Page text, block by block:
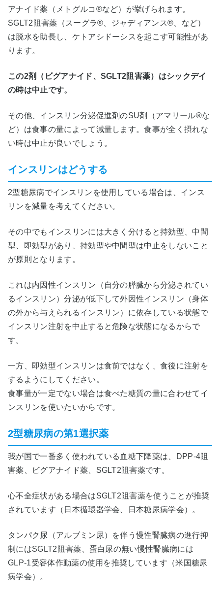
アナイド薬（メトグルコ®など）が挙げられます。
SGLT2阻害薬（スーグラ®、ジャディアンス®、など）
は脱水を助長し、ケトアシドーシスを起こす可能性があ
ります。
この2剤（ビグアナイド、SGLT2阻害薬）はシックデイ
の時は中止です。
その他、インスリン分泌促進剤のSU剤（アマリール®な
ど）は食事の量によって減量します。食事が全く摂れな
い時は中止が良いでしょう。
インスリンはどうする
2型糖尿病でインスリンを使用している場合は、インス
リンを減量を考えてください。
その中でもインスリンには大きく分けると持効型、中間
型、即効型があり、持効型や中間型は中止をしないこと
が原則となります。
これは内因性インスリン（自分の膵臓から分泌されてい
るインスリン）分泌が低下して外因性インスリン（身体
の外から与えられるインスリン）に依存している状態で
インスリン注射を中止すると危険な状態になるからで
す。
一方、即効型インスリンは食前ではなく、食後に注射を
するようにしてください。
食事量が一定でない場合は食べた糖質の量に合わせてイ
ンスリンを使いたいからです。
2型糖尿病の第1選択薬
我が国で一番多く使われている血糖下降薬は、DPP-4阻
害薬、ビグアナイド薬、SGLT2阻害薬です。
心不全症状がある場合はSGLT2阻害薬を使うことが推奨
されています（日本循環器学会、日本糖尿病学会）。
タンパク尿（アルブミン尿）を伴う慢性腎臓病の進行抑
制にはSGLT2阻害薬、蛋白尿の無い慢性腎臓病には
GLP-1受容体作動薬の使用を推奨しています（米国糖尿
病学会）。